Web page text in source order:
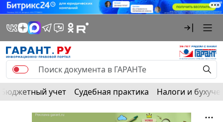
Бюджетный учет Судебная практика Налоги и